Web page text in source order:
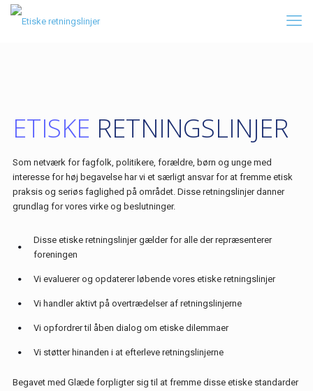
ETISKE RETNINGSLINJER
Som netværk for fagfolk, politikere, forældre, børn og unge med
interesse for høj begavelse har vi et særligt ansvar for at fremme etisk
praksis og seriøs faglighed på området. Disse retningslinjer danner
grundlag for vores virke og beslutninger.
Disse etiske retningslinjer gælder for alle der repræsenterer
foreningen
Vi evaluerer og opdaterer løbende vores etiske retningslinjer
Vi handler aktivt på overtrædelser af retningslinjerne
Vi opfordrer til åben dialog om etiske dilemmaer
Vi støtter hinanden i at efterleve retningslinjerne
Begavet med Glæde forpligter sig til at fremme disse etiske standarder